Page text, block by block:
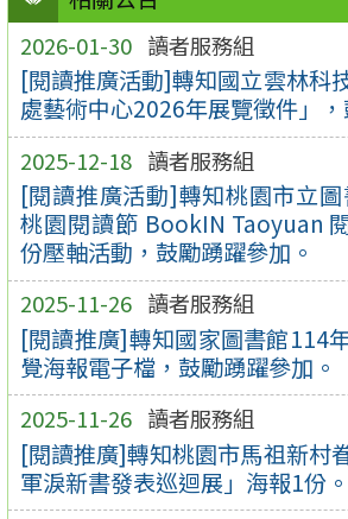
2026-01-30 讀者服務組
[閱讀推廣活動]轉知國立雲林科
處藝術中心2026年展覽徵件」，
2025-12-18 讀者服務組
[閱讀推廣活動]轉知桃園市立
桃園閱讀節 BookIN Taoyuan
份壓軸活動，鼓勵踴躍參加。
2025-11-26 讀者服務組
[閱讀推廣]轉知國家圖書館114
覺海報電子檔，鼓勵踴躍參加。
2025-11-26 讀者服務組
[閱讀推廣]轉知桃園市馬祖新村
軍淚新書發表巡迴展」海報1份。